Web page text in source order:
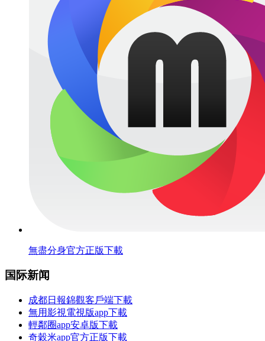
無盡分身官方正版下載
国际新闻
成都日報錦觀客戶端下載
無用影視電視版app下載
輕鄰圈app安卓版下載
奇穀米app官方正版下載